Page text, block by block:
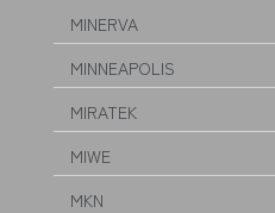
MINERVA
MINNEAPOLIS
MIRATEK
MIWE
MKN